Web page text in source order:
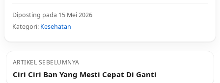
Diposting pada 15 Mei 2026
Kategori: Kesehatan
ARTIKEL SEBELUMNYA
Ciri Ciri Ban Yang Mesti Cepat Di Ganti